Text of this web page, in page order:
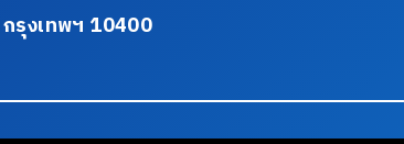
รุงเทพฯ 10400